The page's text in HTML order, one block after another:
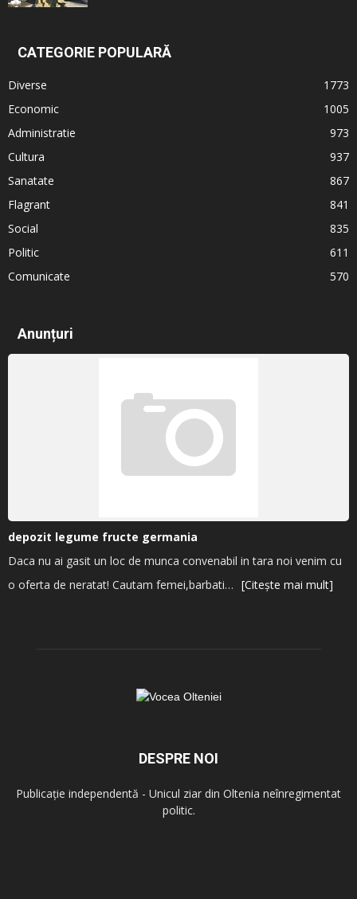
CATEGORIE POPULARĂ
Diverse
1773
Economic
1005
Administratie
973
Cultura
937
Sanatate
867
Flagrant
841
Social
835
Politic
611
Comunicate
570
Anunțuri
depozit legume fructe germania
Daca nu ai gasit un loc de munca convenabil in tara noi venim cu
o oferta de neratat! Cautam femei,barbati… [Citește mai mult]
DESPRE NOI
Publicație independentă - Unicul ziar din Oltenia neînregimentat
politic.